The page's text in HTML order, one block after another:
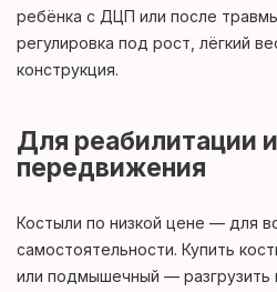
ребёнка с ДЦП или после
регулировка под рост, лёгкий
конструкция.
Для реабилитации
передвижения
Костыли по низкой цене — для
самостоятельности. Купить
или подмышечный — разгрузить